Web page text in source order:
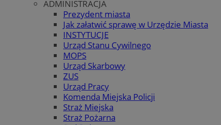
ADMINISTRACJA
Prezydent miasta
Jak załatwić sprawę w Urzędzie Miasta
INSTYTUCJE
Urząd Stanu Cywilnego
MOPS
Urząd Skarbowy
ZUS
Urząd Pracy
Komenda Miejska Policji
Straż Miejska
Straż Pożarna